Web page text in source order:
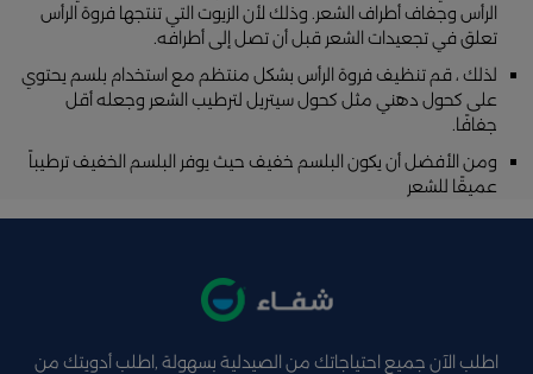
الرأس وجفاف أطراف الشعر. وذلك لأن الزيوت التي تنتجها فروة الرأس
تعلق في تجعيدات الشعر قبل أن تصل إلى أطرافه.
لذلك ، قم تنظيف فروة الرأس بشكل منتظم مع استخدام بلسم يحتوي
على كحول دهني مثل كحول سيتريل لترطيب الشعر وجعله أقل
جفافًا.
ومن الأفضل أن يكون البلسم خفيف حيث يوفر البلسم الخفيف ترطيباً
عميقًا للشعر
اطلب الآن جميع احتياجاتك من الصيدلية بسهولة ,اطلب أدويتك من